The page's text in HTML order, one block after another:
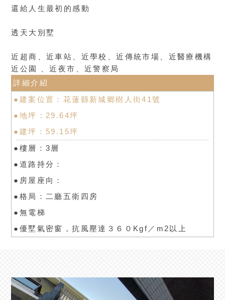
還給人生最初的感動
透天大別墅
近超商、近車站、近學校、近傳統市場、近醫療機構
近公園 、近夜市、近警察局
詳細介紹
●建案位置：花蓮縣新城鄉樹人街41號
●地坪：29.64坪
●建坪：59.15坪
●樓層：3層
●道路持分：
●房屋座向：
●格局：二廳五衛四房
●無電梯
●優墅氣密窗，抗風壓達３６０Kgf／m2以上